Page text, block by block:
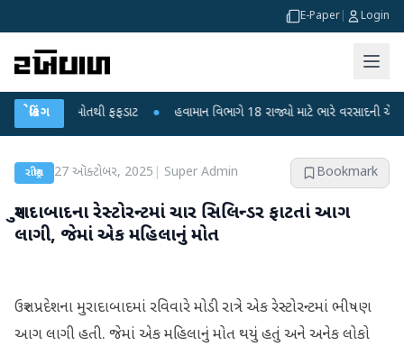
E-Paper Login
બ્રેકિંગ
મોતથી ફફડાટ ● હવામાન વિભાગે 18 રાજ્યો માટે ભારે વરસાદની ચેતવણી જારી
રાષ્ટ્રીય 27 ઑક્ટોબર, 2025 Super Admin Bookmark
મુરાદાબાદના રેસ્ટોરન્ટમાં ચાર સિલિન્ડર ફાટતાં આગ
લાગી, જેમાં એક મહિલાનું મોત
ઉત્તર પ્રદેશના મુરાદાબાદમાં રવિવારે મોડી રાત્રે એક રેસ્ટોરન્ટમાં ભીષણ
આગ લાગી હતી. જેમાં એક મહિલાનું મોત થયું હતું અને અનેક લોકો